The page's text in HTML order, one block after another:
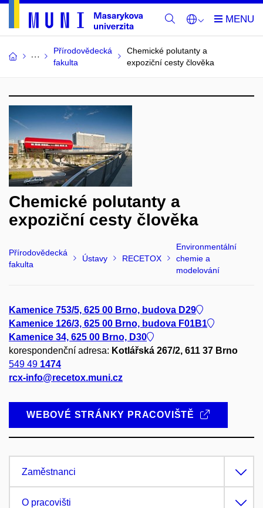
Přírodovědecká
fakulta
Chemické polutanty a
expoziční cesty člověka
Chemické polutanty a
expoziční cesty člověka
Přírodovědecká
fakulta
Ústavy RECETOX
Environmentální
chemie a
modelování
Kamenice 753/5, 625 00 Brno, budova D29
Kamenice 126/3, 625 00 Brno, budova F01B1
Kamenice 34, 625 00 Brno, D30
korespondenční adresa: Kotlářská 267/2, 611 37 Brno
549 49 1474
rcx-info@recetox.muni.cz
WEBOVÉ STRÁNKY PRACOVIŠTĚ
Zaměstnanci
O pracovišti